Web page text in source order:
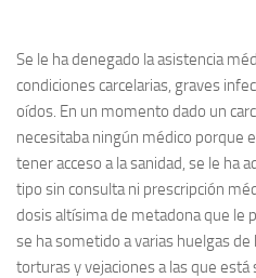
Se le ha denegado la asistencia
condiciones carcelarias, graves
oídos. En un momento dado un
necesitaba ningún médico porque
tener acceso a la sanidad, se le ha
tipo sin consulta ni prescripción
dosis altísima de metadona que le
se ha sometido a varias huelgas
torturas y vejaciones a las que